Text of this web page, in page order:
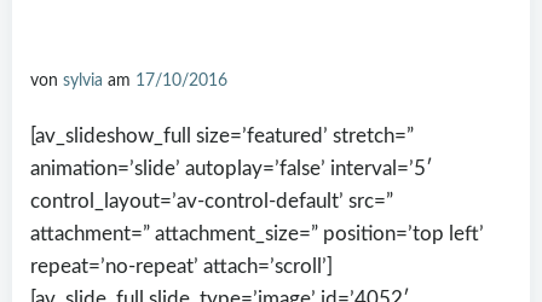
von sylvia am 17/10/2016
[av_slideshow_full size=’featured’ stretch=”
animation=’slide’ autoplay=’false’ interval=’5′
control_layout=’av-control-default’ src=”
attachment=” attachment_size=” position=’top left’
repeat=’no-repeat’ attach=’scroll’]